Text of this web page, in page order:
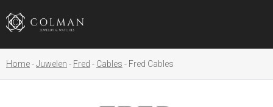
Home Juwelen Fred Cables Fred Cables